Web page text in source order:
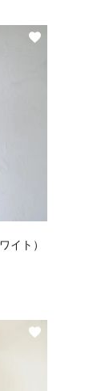
イト）